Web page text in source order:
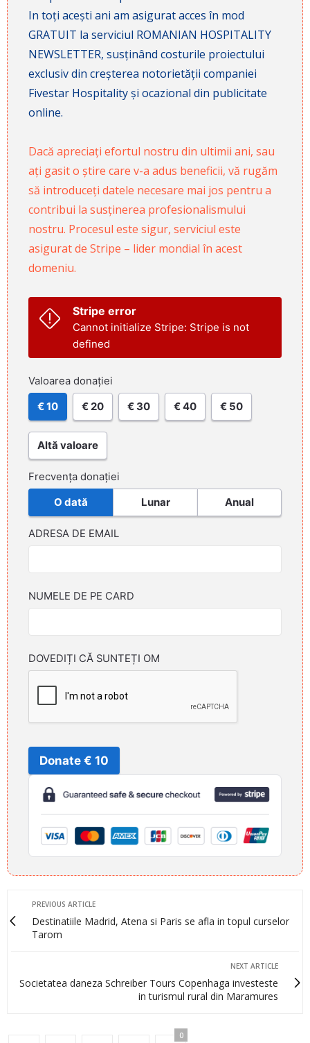
In toți acești ani am asigurat acces în mod
GRATUIT la serviciul ROMANIAN HOSPITALITY
NEWSLETTER, susținând costurile proiectului
exclusiv din creșterea notorietății companiei
Fivestar Hospitality și ocazional din publicitate
online.
Dacă apreciați efortul nostru din ultimii ani, sau
ați gasit o știre care v-a adus beneficii, vă rugăm
să introduceți datele necesare mai jos pentru a
contribui la susținerea profesionalismului
nostru. Procesul este sigur, serviciul este
asigurat de Stripe – lider mondial în acest
domeniu.
Stripe error
Cannot initialize Stripe: Stripe is not
defined
Valoarea donației
€ 10 € 20 € 30 € 40 € 50
Altă valoare
Frecvența donației
O dată Lunar Anual
ADRESA DE EMAIL
NUMELE DE PE CARD
DOVEDIȚI CĂ SUNTEȚI OM
Donate € 10
PREVIOUS ARTICLE
Destinatiile Madrid, Atena si Paris se afla in topul curselor
Tarom
NEXT ARTICLE
Societatea daneza Schreiber Tours Copenhaga investeste
in turismul rural din Maramures
0